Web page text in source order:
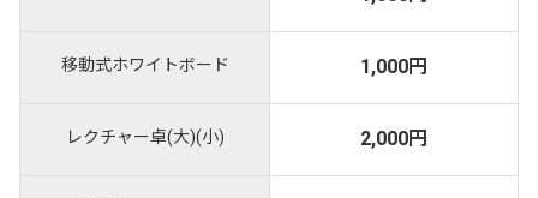
移動式ホワイトボード 1,000円
レクチャー卓(大)(小) 2,000円